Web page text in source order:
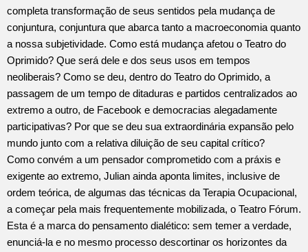
completa transformação de seus sentidos pela mudança de
conjuntura, conjuntura que abarca tanto a macroeconomia quanto
a nossa subjetividade. Como está mudança afetou o Teatro do
Oprimido? Que será dele e dos seus usos em tempos
neoliberais? Como se deu, dentro do Teatro do Oprimido, a
passagem de um tempo de ditaduras e partidos centralizados ao
extremo a outro, de Facebook e democracias alegadamente
participativas? Por que se deu sua extraordinária expansão pelo
mundo junto com a relativa diluição de seu capital crítico?
Como convém a um pensador comprometido com a práxis e
exigente ao extremo, Julian ainda aponta limites, inclusive de
ordem teórica, de algumas das técnicas da Terapia Ocupacional,
a começar pela mais frequentemente mobilizada, o Teatro Fórum.
Esta é a marca do pensamento dialético: sem temer a verdade,
enunciá-la e no mesmo processo descortinar os horizontes da